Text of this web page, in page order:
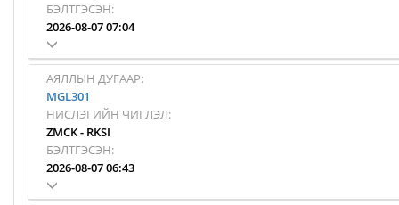
БЭЛТГЭСЭН:
2026-08-07 07:04
АЯЛЛЫН ДУГААР:
MGL301
НИСЛЭГИЙН ЧИГЛЭЛ:
ZMCK- RKSI
БЭЛТГЭСЭН:
2026-08-07 06:43